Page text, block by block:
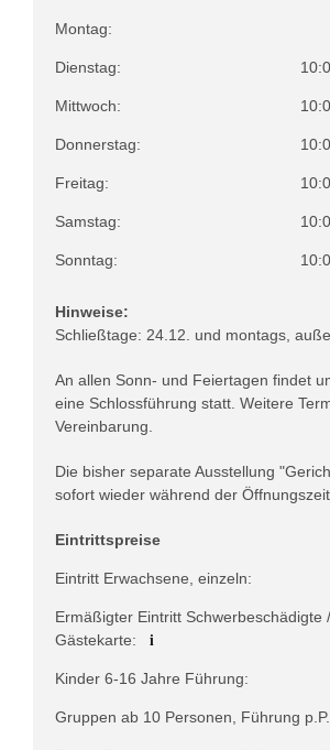
Montag:
Dienstag:
Mittwoch:
Donnerstag:
Freitag:
Samstag:
Sonntag:
Hinweise:
Schließtage: 24.12. und montags,
An allen Sonn- und Feiertagen findet
eine Schlossführung statt. Weitere
Vereinbarung.
Die bisher separate Ausstellung
sofort wieder während der
Eintrittspreise
Eintritt Erwachsene, einzeln:
Ermäßigter Eintritt Schwerbeschädigte /
Gästekarte:
i
Kinder 6-16 Jahre Führung:
Gruppen ab 10 Personen, Führung